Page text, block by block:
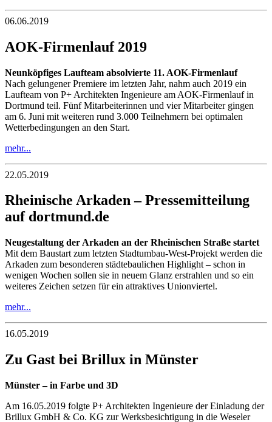
06.06.2019
AOK-Firmenlauf 2019
Neunköpfiges Laufteam absolvierte 11. AOK-Firmenlauf
Nach gelungener Premiere im letzten Jahr, nahm auch 2019 ein
Laufteam von P+ Architekten Ingenieure am AOK-Firmenlauf in
Dortmund teil. Fünf Mitarbeiterinnen und vier Mitarbeiter gingen
am 6. Juni mit weiteren rund 3.000 Teilnehmern bei optimalen
Wetterbedingungen an den Start.
mehr...
22.05.2019
Rheinische Arkaden – Pressemitteilung
auf dortmund.de
Neugestaltung der Arkaden an der Rheinischen Straße startet
Mit dem Baustart zum letzten Stadtumbau-West-Projekt werden die
Arkaden zum besonderen städtebaulichen Highlight – schon in
wenigen Wochen sollen sie in neuem Glanz erstrahlen und so ein
weiteres Zeichen setzen für ein attraktives Unionviertel.
mehr...
16.05.2019
Zu Gast bei Brillux in Münster
Münster – in Farbe und 3D
Am 16.05.2019 folgte P+ Architekten Ingenieure der Einladung der
Brillux GmbH & Co. KG zur Werksbesichtigung in die Weseler